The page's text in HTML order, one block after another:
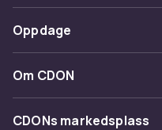
Spor pakke
Angre & returner her
Kontakt oss
Betaling
Levering
Tilbakekallinger
Oppdage
Kategorier
Varemerker
Om CDON
Om oss
CDONs markedsplass